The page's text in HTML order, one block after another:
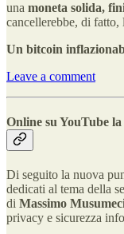
una moneta solida,
cancellerebbe, di
Un bitcoin
Leave a comment
Online su YouTube
Di seguito la nuova
dedicati al tema della
di Massimo
privacy e sicurezza